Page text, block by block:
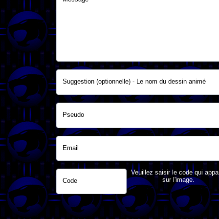
Suggestion (optionnelle) - Le nom du dessin animé
Pseudo
Email
Code
Veuillez saisir le code qui
sur l'image.